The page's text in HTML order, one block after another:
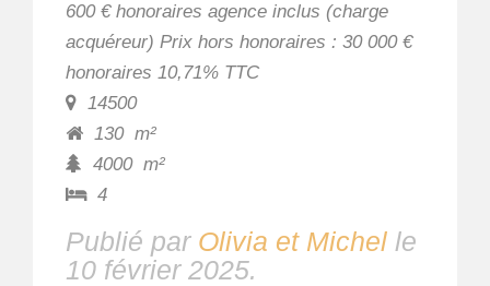
600 € honoraires agence inclus (charge
acquéreur) Prix hors honoraires : 30 000 €
honoraires 10,71% TTC
14500
130 m²
4000 m²
4
Publié par Olivia et Michel le
10 février 2025.